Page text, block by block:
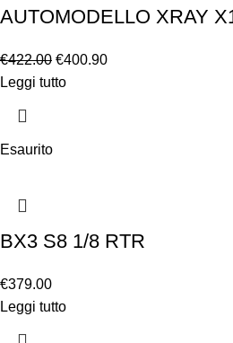
AUTOMODELLO XRAY
€422.00 €400.90
Leggi tutto
Esaurito
BX3 S8 1/8 RTR
€379.00
Leggi tutto